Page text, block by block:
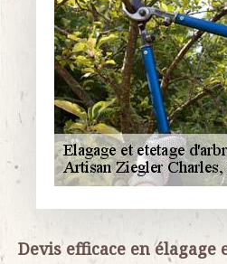
Devis efficace en élagage